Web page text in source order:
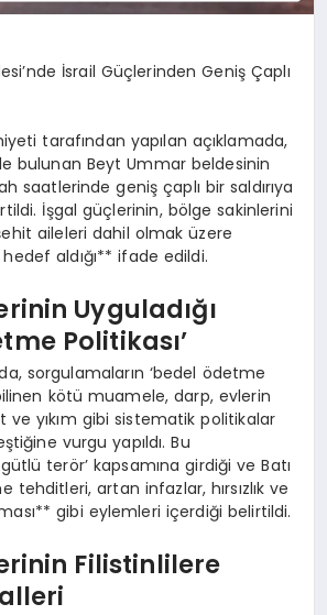
İsrail Güçlerinden Geniş Çaplı
tarafından yapılan açıklamada,
bulunan Beyt Ummar beldesinin
saatlerinde geniş çaplı bir saldırıya
İşgal güçlerinin, bölge sakinlerini
aileleri dahil olmak üzere
hedef aldığı** ifade edildi.
Uyguladığı
Politikası’
sorgulamaların ‘bedel ödetme
kötü muamele, darp, evlerin
yıkım gibi sistematik politikalar
vurgu yapıldı. Bu
terör’ kapsamına girdiği ve Batı
tehditleri, artan infazlar, hırsızlık ve
gibi eylemleri içerdiği belirtildi.
Filistinlilere